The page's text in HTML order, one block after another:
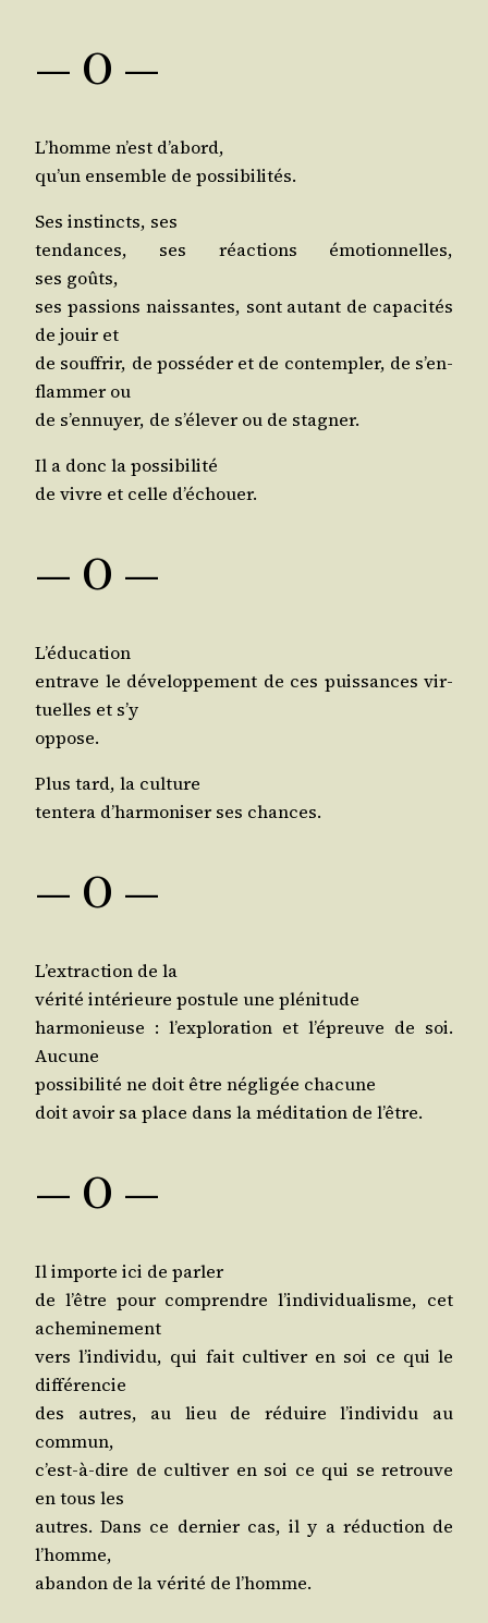
— O —
L’homme n’est d’abord,
qu’un ensemble de possibilités.
Ses ins­tincts, ses
ten­dances, ses réac­tions émo­tion­nelles,
ses goûts,
ses pas­sions nais­santes, sont autant de capa­ci­tés
de jouir et
de souf­frir, de pos­sé­der et de contem­pler, de s’en­
flam­mer ou
de s’en­nuyer, de s’é­le­ver ou de stagner.
Il a donc la possibilité
de vivre et celle d’échouer.
— O —
L’éducation
entrave le déve­lop­pe­ment de ces puis­sances vir­
tuelles et s’y
oppose.
Plus tard, la culture
ten­te­ra d’har­mo­ni­ser ses chances.
— O —
L’ex­trac­tion de la
véri­té inté­rieure pos­tule une plénitude
har­mo­nieuse : l’ex­plo­ra­tion et l’é­preuve de soi.
Aucune
pos­si­bi­li­té ne doit être négli­gée chacune
doit avoir sa place dans la médi­ta­tion de l’être.
— O —
Il importe ici de parler
de l’être pour com­prendre l’in­di­vi­dua­lisme, cet
acheminement
vers l’in­di­vi­du, qui fait culti­ver en soi ce qui le
différencie
des autres, au lieu de réduire l’in­di­vi­du au
commun,
c’est-à-dire de culti­ver en soi ce qui se retrouve
en tous les
autres. Dans ce der­nier cas, il y a réduc­tion de
l’homme,
aban­don de la véri­té de l’homme.